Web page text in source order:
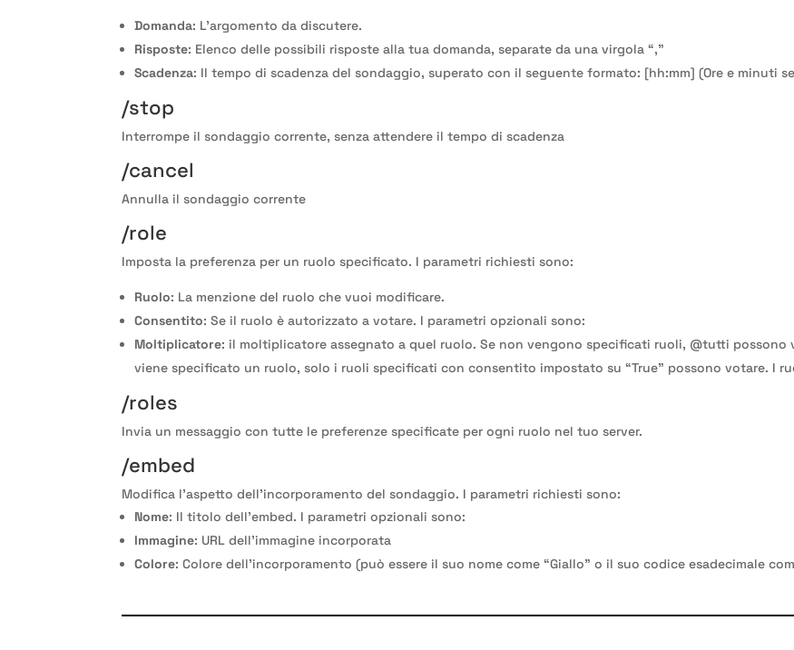
Domanda: L'argomento da discutere.
Risposte: Elenco delle possibili risposte alla tua domanda, separate da una virgola “,”
Scadenza: Il tempo di scadenza del sondaggio, superato con il seguente formato: [hh:mm] (Ore e minuti
/stop
Interrompe il sondaggio corrente, senza attendere il tempo di scadenza
/cancel
Annulla il sondaggio corrente
/role
Imposta la preferenza per un ruolo specificato. I parametri richiesti sono:
Ruolo: La menzione del ruolo che vuoi modificare.
Consentito: Se il ruolo è autorizzato a votare. I parametri opzionali sono:
Moltiplicatore: il moltiplicatore assegnato a quel ruolo. Se non vengono specificati ruoli, @tutti possono
viene specificato un ruolo, solo i ruoli specificati con consentito impostato su “True” possono votare. I
/roles
Invia un messaggio con tutte le preferenze specificate per ogni ruolo nel tuo server.
/embed
Modifica l'aspetto dell'incorporamento del sondaggio. I parametri richiesti sono:
Nome: Il titolo dell'embed. I parametri opzionali sono:
Immagine: URL dell'immagine incorporata
Colore: Colore dell'incorporamento (può essere il suo nome come “Giallo” o il suo codice esadecimale